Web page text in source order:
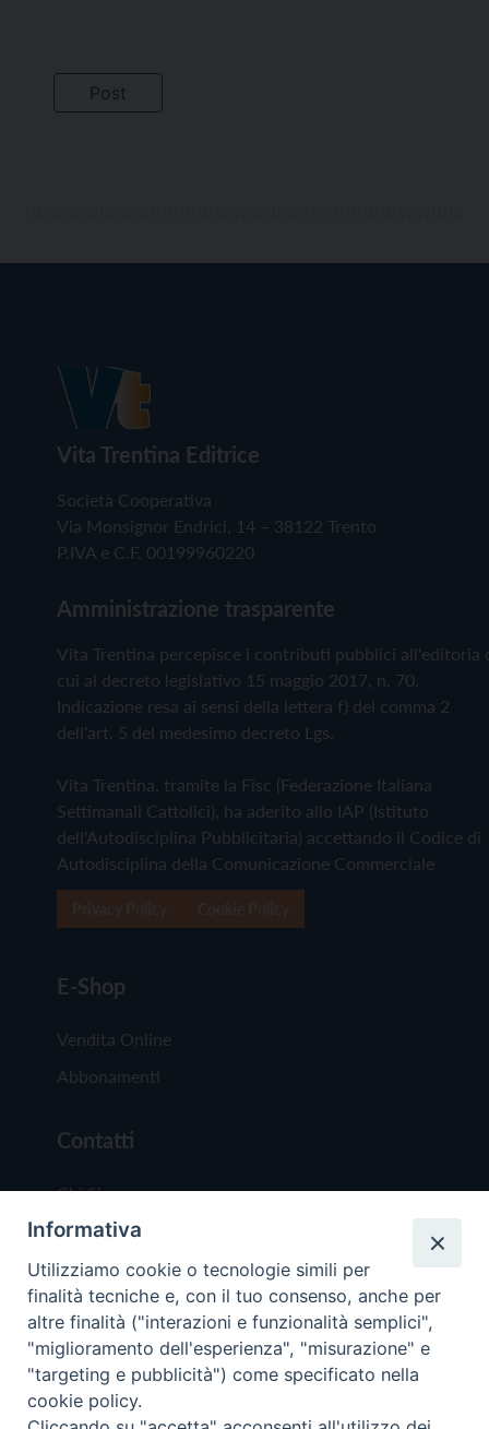
Vita Trentina Editrice
Società Cooperativa
Via Monsignor Endrici, 14 – 38122 Trento
P.IVA e C.F. 00199960220
Amministrazione trasparente
Vita Trentina percepisce i contributi pubblici all'editoria
cui al decreto legislativo 15 maggio 2017, n. 70.
Indicazione resa ai sensi della lettera f) del comma 2
dell'art. 5 del medesimo decreto Lgs.
Vita Trentina, tramite la Fisc (Federazione Italiana
Settimanali Cattolici), ha aderito allo IAP (Istituto
dell'Autodisciplina Pubblicitaria) accettando il Codice di
Autodisciplina della Comunicazione Commerciale
E-Shop
Vendita Online
Abbonamenti
Contatti
Chi Siamo
Redazione
Scrivici
Copyright © 2019 - Tutti i diritti riservati - Vita
Informativa
Utilizziamo cookie o tecnologie simili per
finalità tecniche e, con il tuo consenso, anche per
altre finalità ("interazioni e funzionalità semplici",
"miglioramento dell'esperienza", "misurazione" e
"targeting e pubblicità") come specificato nella
cookie policy.